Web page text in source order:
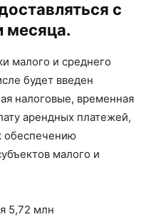
с
месяца.
малого и среднего
будет введен
налоговые, временная
арендных платежей,
обеспечению
малого и
5,72 млн